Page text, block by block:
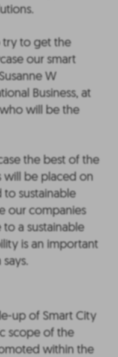
try to get the
our smart
W
Business, at
will be the
the best of the
will be placed on
sustainable
our companies
a sustainable
is an important
up of Smart City
scope of the
within the